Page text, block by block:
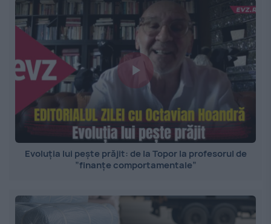
Evoluția lui pește prăjit: de la Topor la profesorul de
”finanțe comportamentale”